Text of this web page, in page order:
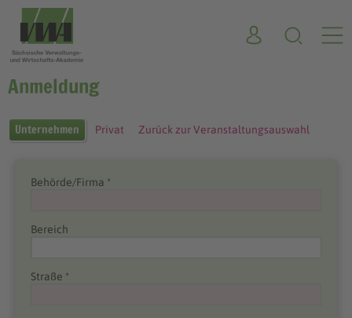
Anmeldung
Unternehmen Privat Zurück zur Veranstaltungsauswahl
Behörde/Firma *
Bereich
Straße *